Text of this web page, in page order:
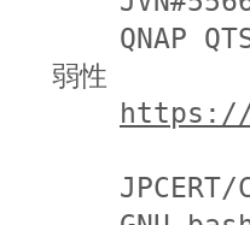
弱性
https://